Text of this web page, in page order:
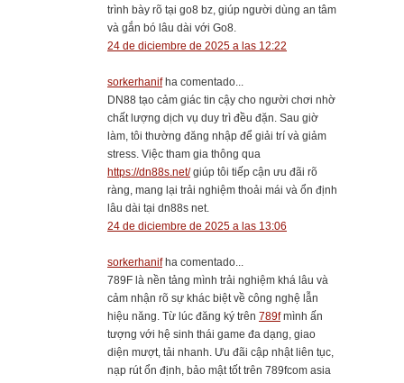
trình bày rõ tại go8 bz, giúp người dùng an tâm
và gắn bó lâu dài với Go8.
24 de diciembre de 2025 a las 12:22
sorkerhanifha comentado...
DN88 tạo cảm giác tin cậy cho người chơi nhờ
chất lượng dịch vụ duy trì đều đặn. Sau giờ
làm, tôi thường đăng nhập để giải trí và giảm
stress. Việc tham gia thông qua
https://dn88s.net/giúp tôi tiếp cận ưu đãi rõ
ràng, mang lại trải nghiệm thoải mái và ổn định
lâu dài tại dn88s net.
24 de diciembre de 2025 a las 13:06
sorkerhanifha comentado...
789F là nền tảng mình trải nghiệm khá lâu và
cảm nhận rõ sự khác biệt về công nghệ lẫn
hiệu năng. Từ lúc đăng ký trên 789fmình ấn
tượng với hệ sinh thái game đa dạng, giao
diện mượt, tải nhanh. Ưu đãi cập nhật liên tục,
nạp rút ổn định, bảo mật tốt trên 789fcom asia